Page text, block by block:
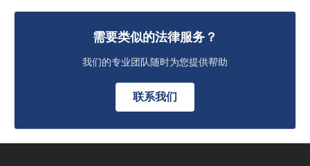
需要类似的法律服务？
我们的专业团队随时为您提供帮助
联系我们